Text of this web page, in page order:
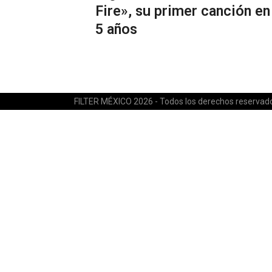
Fire», su primer canción en
5 años
FILTER MÉXICO 2026 - Todos los derechos